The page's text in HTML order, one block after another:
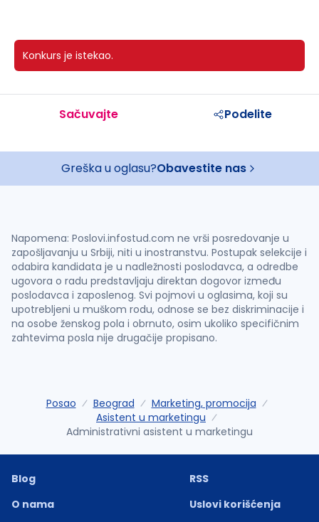
Konkurs je istekao.
Sačuvajte Podelite
Greška u oglasu?Obavestite nas
Napomena: Poslovi.infostud.com ne vrši posredovanje u
zapošljavanju u Srbiji, niti u inostranstvu. Postupak selekcije i
odabira kandidata je u nadležnosti poslodavca, a odredbe
ugovora o radu predstavljaju direktan dogovor između
poslodavca i zaposlenog. Svi pojmovi u oglasima, koji su
upotrebljeni u muškom rodu, odnose se bez diskriminacije i
na osobe ženskog pola i obrnuto, osim ukoliko specifičnim
zahtevima posla nije drugačije propisano.
Posao Beograd
Marketing, promocija
Asistent u marketingu
Administrativni asistent u marketingu
Blog
O nama
RSS
Uslovi korišćenja